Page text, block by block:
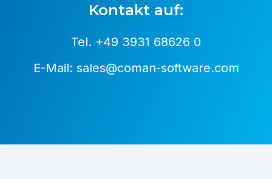
Kontakt auf:
Tel. +49 3931 68626 0
E-Mail: sales@coman-software.com